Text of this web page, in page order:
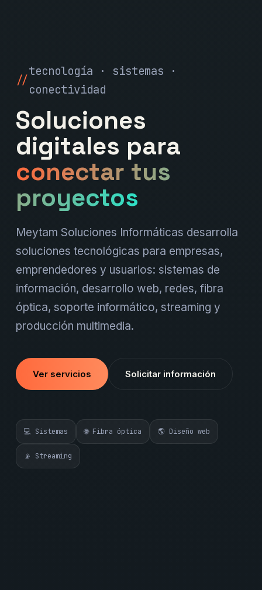
tecnología · sistemas ·
conectividad
Soluciones
digitales para
conectar tus
proyectos
Meytam Soluciones Informáticas desarrolla
soluciones tecnológicas para empresas,
emprendedores y usuarios: sistemas de
información, desarrollo web, redes, fibra
óptica, soporte informático, streaming y
producción multimedia.
Ver servicios Solicitar información
💻 Sistemas 🌐 Fibra óptica 🌎 Diseño web
📡 Streaming